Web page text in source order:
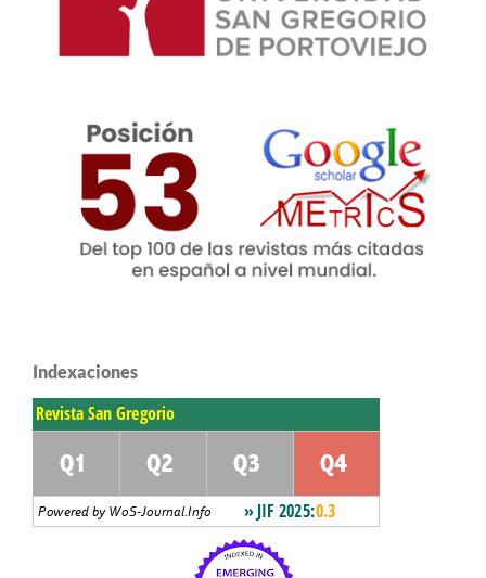
Indexaciones